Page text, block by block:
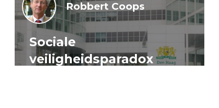
Robbert Coops
Sociale
veiligheidsparadox